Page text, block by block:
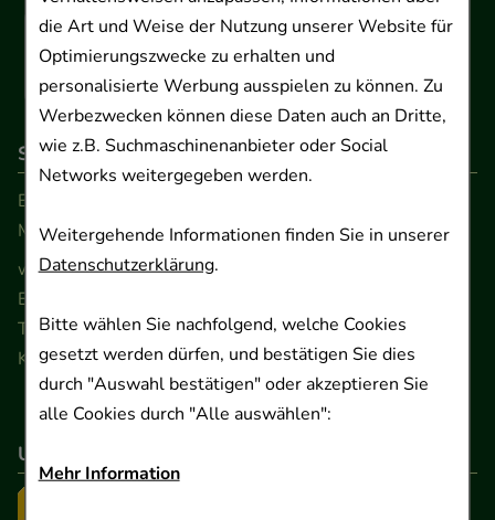
die Art und Weise der Nutzung unserer Website für
Optimierungszwecke zu erhalten und
personalisierte Werbung ausspielen zu können. Zu
Werbezwecken können diese Daten auch an Dritte,
wie z.B. Suchmaschinenanbieter oder Social
Networks weitergegeben werden.
Weitergehende Informationen finden Sie in unserer
Datenschutzerklärung.
Bitte wählen Sie nachfolgend, welche Cookies
gesetzt werden dürfen, und bestätigen Sie dies
durch "Auswahl bestätigen" oder akzeptieren Sie
alle Cookies durch "Alle auswählen":
Mehr Information
So erreichen Sie uns
Beratung und Kundenservice:
Montag - Freitag von 9.00 bis 17.00 Uhr
www.ApoSalis.de· E-Mail:
Ernst-August-Platz 2 · 30159 Hannover
Telefon 0511 89 71 80 0 · Fax 0511 89 71 80 11
Kontaktformular
Unser Versanddienstleister